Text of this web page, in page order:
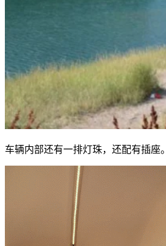
车辆内部还有一排灯珠，还配有插座。